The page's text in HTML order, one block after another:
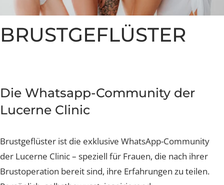
Brustverkleinerung
BreastExpert Brust Zweitmeinung
Sculptra Body
CelluTreat
Liquid Facelift
Aknenarben
Hautunregelmässigkeiten Laser
Whatsapp Community
Patientenstories
Blog
BRUSTGEFLÜSTER
Die Whatsapp-Community der
Brustgeflüster ist die exklusive WhatsApp-Community
der Lucerne Clinic – speziell für Frauen, die nach ihrer
Nachsorge und Heilung
Preise
Celebrities
Nachsorge und Heilung
Preise
Patientenstorys
Celebrities
Nachsorge und Heilung
Preise
Nachsorge und Heilung
Preise
Patientenstorys
Celebrities
Nachsorge und Heilung
Preise
Patientenstorys
Preise